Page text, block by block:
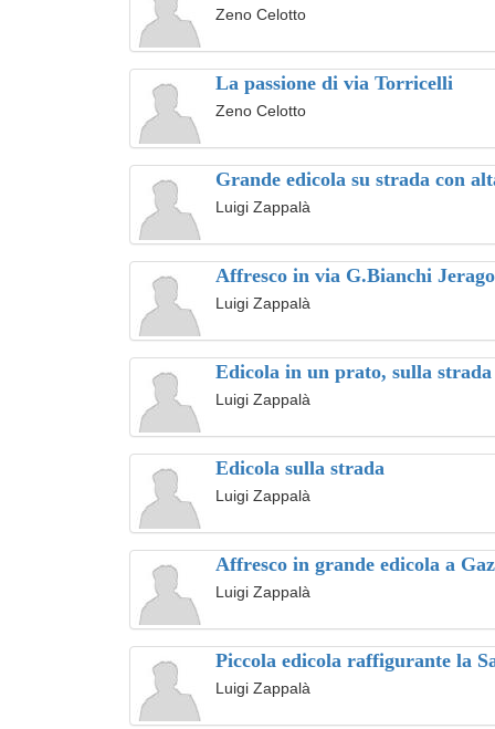
Zeno Celotto
La passione di via Torricelli
Zeno Celotto
Grande edicola su strada con
Luigi Zappalà
Affresco in via G.Bianchi Jerago
Luigi Zappalà
Edicola in un prato, sulla
Luigi Zappalà
Edicola sulla strada
Luigi Zappalà
Affresco in grande edicola a
Luigi Zappalà
Piccola edicola raffigurante la
Luigi Zappalà